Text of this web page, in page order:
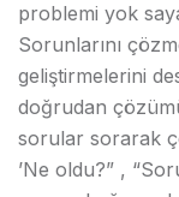
problemi yok
Sorunlarını
geliştirmelerini
doğrudan
sorular sorarak
’Ne oldu?” ,